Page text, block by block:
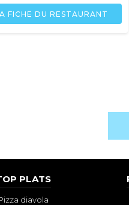
FICHE DU RESTAURANT
PLATS
diavola